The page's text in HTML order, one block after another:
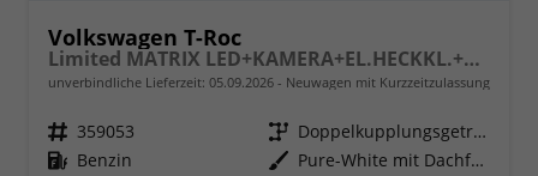
Volkswagen T-Roc
Limited MATRIX LED+KAMERA+EL.HECKKL.+PDC+SHZ
unverbindliche Lieferzeit: 05.09.2026 Neuwagen mit Kurzzeitzulassung
Fahrzeugnr. 359053 Getriebe
Doppelkupplungsgetriebe (DSG)
Kraftstoff Benzin Außenfarbe
Pure-White mit Dachfarbe in Deep Black Perleffekt